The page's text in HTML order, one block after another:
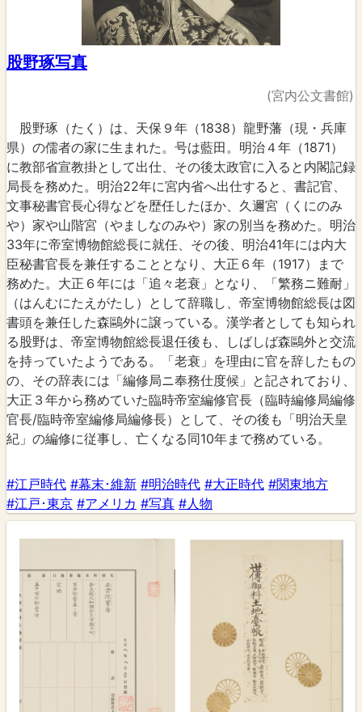
股野琢写真
(宮内公文書館)
股野琢（たく）は、天保９年（1838）龍野藩（現・兵庫
県）の儒者の家に生まれた。号は藍田。明治４年（1871）
に教部省宣教掛として出仕、その後太政官に入ると内閣記録
局長を務めた。明治22年に宮内省へ出仕すると、書記官、
文事秘書官長心得などを歴任したほか、久邇宮（くにのみ
や）家や山階宮（やましなのみや）家の別当を務めた。明治
33年に帝室博物館総長に就任、その後、明治41年には内大
臣秘書官長を兼任することとなり、大正６年（1917）まで
務めた。大正６年には「追々老衰」となり、「繁務ニ難耐」
（はんむにたえがたし）として辞職し、帝室博物館総長は図
書頭を兼任した森鷗外に譲っている。漢学者としても知られ
る股野は、帝室博物館総長退任後も、しばしば森鷗外と交流
を持っていたようである。「老衰」を理由に官を辞したもの
の、その辞表には「編修局ニ奉務仕度候」と記されており、
大正３年から務めていた臨時帝室編修官長（臨時編修局編修
官長/臨時帝室編修局編修長）として、その後も「明治天皇
紀」の編修に従事し、亡くなる同10年まで務めている。
#江戸時代 #幕末･維新 #明治時代 #大正時代 #関東地方
#江戸･東京 #アメリカ #写真 #人物